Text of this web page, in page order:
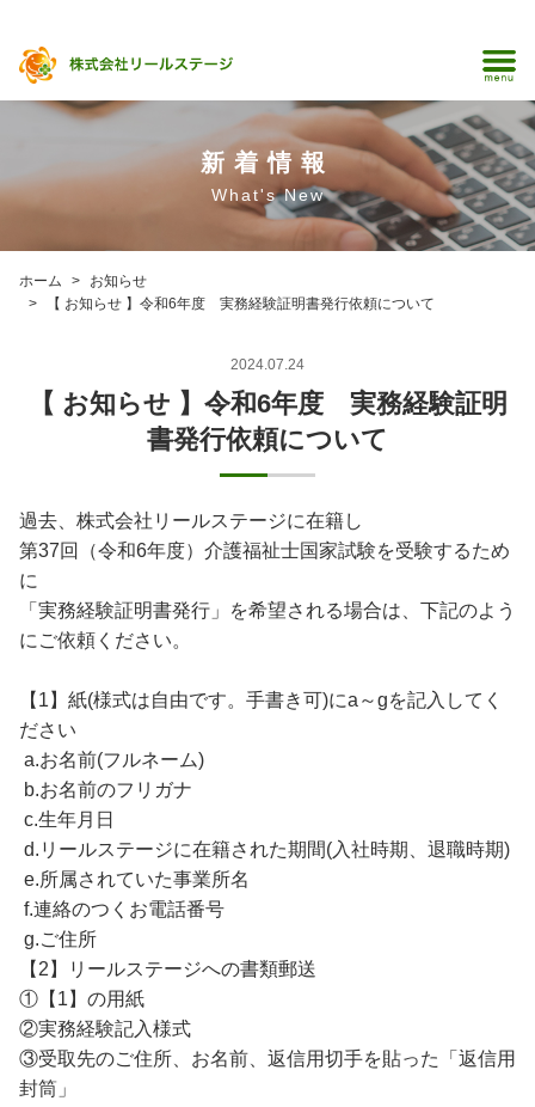
新着情報
What's New
ホーム
お知らせ
【 お知らせ 】令和6年度 実務経験証明書発行依頼について
2024.07.24
【 お知らせ 】令和6年度 実務経験証明
書発行依頼について
過去、株式会社リールステージに在籍し
第37回（令和6年度）介護福祉士国家試験を受験するため
に
「実務経験証明書発行」を希望される場合は、下記のよう
にご依頼ください。
【1】紙(様式は自由です。手書き可)にa～gを記入してく
ださい
a.お名前(フルネーム)
b.お名前のフリガナ
c.生年月日
d.リールステージに在籍された期間(入社時期、退職時期)
e.所属されていた事業所名
f.連絡のつくお電話番号
g.ご住所
【2】リールステージへの書類郵送
①【1】の用紙
②実務経験記入様式
③受取先のご住所、お名前、返信用切手を貼った「返信用
封筒」